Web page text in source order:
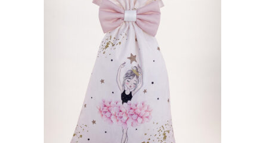
ΠΡΟΣΘΗΚΗ ΣΤΟ
ΚΑΛΑΘΙ